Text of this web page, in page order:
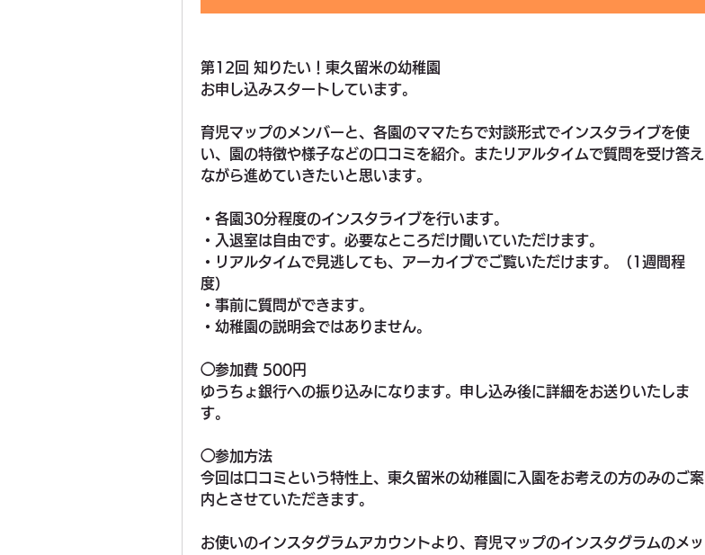
第12回 知りたい！東久留米の幼稚園
お申し込みスタートしています。
育児マップのメンバーと、各園のママたちで対談形式でインスタライブを使
い、園の特徴や様子などの口コミを紹介。またリアルタイムで質問を受け答え
ながら進めていきたいと思います。
・各園30分程度のインスタライブを行います。
・入退室は自由です。必要なところだけ聞いていただけます。
・リアルタイムで見逃しても、アーカイブでご覧いただけます。（1週間程
度）
・事前に質問ができます。
・幼稚園の説明会ではありません。
◯参加費 500円
ゆうちょ銀行への振り込みになります。申し込み後に詳細をお送りいたしま
す。
◯参加方法
今回は口コミという特性上、東久留米の幼稚園に入園をお考えの方のみのご案
内とさせていただきます。
お使いのインスタグラムアカウントより、育児マップのインスタグラムのメッ